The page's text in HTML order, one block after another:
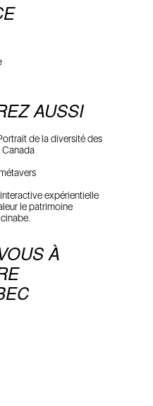
AUSSI
de la diversité des
Canada
interactive expérientielle
le patrimoine
À